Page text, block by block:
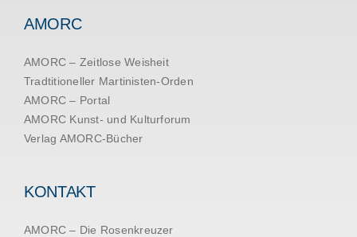
AMORC
AMORC – Zeitlose Weisheit
Tradtitioneller Martinisten-Orden
AMORC – Portal
AMORC Kunst- und Kulturforum
Verlag AMORC-Bücher
KONTAKT
AMORC – Die Rosenkreuzer